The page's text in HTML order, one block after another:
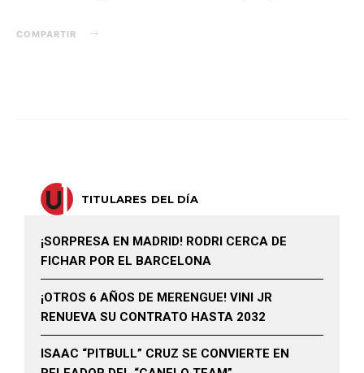
COMPARTIR
TITULARES DEL DÍA
¡SORPRESA EN MADRID! RODRI CERCA DE
FICHAR POR EL BARCELONA
¡OTROS 6 AÑOS DE MERENGUE! VINI JR
RENUEVA SU CONTRATO HASTA 2032
ISAAC “PITBULL” CRUZ SE CONVIERTE EN